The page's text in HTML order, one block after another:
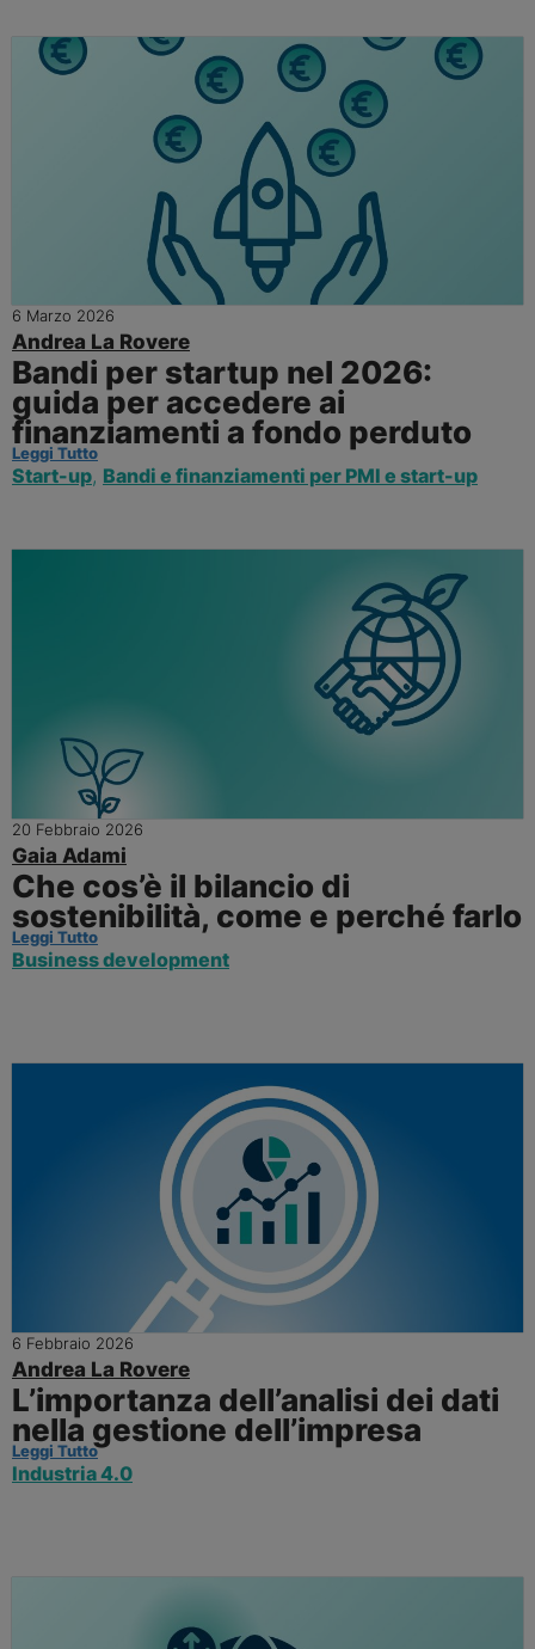
6 Marzo 2026
Andrea La Rovere
Bandi per startup nel 2026:
guida per accedere ai
finanziamenti a fondo perduto
Leggi Tutto
Start-up, Bandi e finanziamenti per PMI e start-up
20 Febbraio 2026
Gaia Adami
Che cos’è il bilancio di
sostenibilità, come e perché farlo
Leggi Tutto
Business development
6 Febbraio 2026
Andrea La Rovere
L’importanza dell’analisi dei dati
nella gestione dell’impresa
Leggi Tutto
Industria 4.0